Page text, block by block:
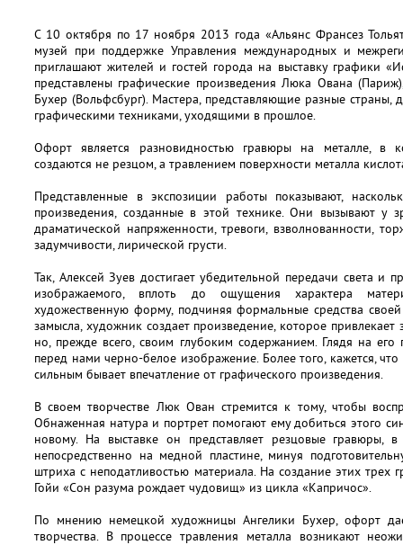
С 10 октября по 17 ноября 2013 года «Альянс Франсез
музей при поддержке Управления международных и
приглашают жителей и гостей города на выставку графики
представлены графические произведения Люка Ована
Бухер (Вольфсбург). Мастера, представляющие разные страны,
графическими техниками, уходящими в прошлое.
Офорт является разновидностью гравюры на металле, в
создаются не резцом, а травлением поверхности металла
Представленные в экспозиции работы показывают,
произведения, созданные в этой технике. Они вызывают у
драматической напряженности, тревоги, взволнованности,
задумчивости, лирической грусти.
Так, Алексей Зуев достигает убедительной передачи света и
изображаемого, вплоть до ощущения характера
художественную форму, подчиняя формальные средства
замысла, художник создает произведение, которое
но, прежде всего, своим глубоким содержанием. Глядя на
перед нами черно-белое изображение. Более того, кажется,
сильным бывает впечатление от графического произведения.
В своем творчестве Люк Ован стремится к тому, чтобы
Обнаженная натура и портрет помогают ему добиться этого
новому. На выставке он представляет резцовые гравюры,
непосредственно на медной пластине, минуя
штриха с неподатливостью материала. На создание этих
Гойи «Сон разума рождает чудовищ» из цикла «Капричос».
По мнению немецкой художницы Ангелики Бухер, офорт
творчества. В процессе травления металла возникают